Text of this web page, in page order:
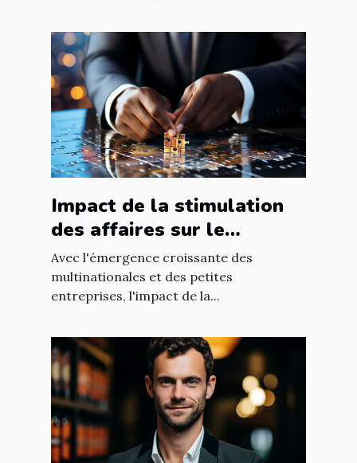
Impact de la stimulation
des affaires sur le
développement
économique mondial
Avec l'émergence croissante des
multinationales et des petites
entreprises, l'impact de la...